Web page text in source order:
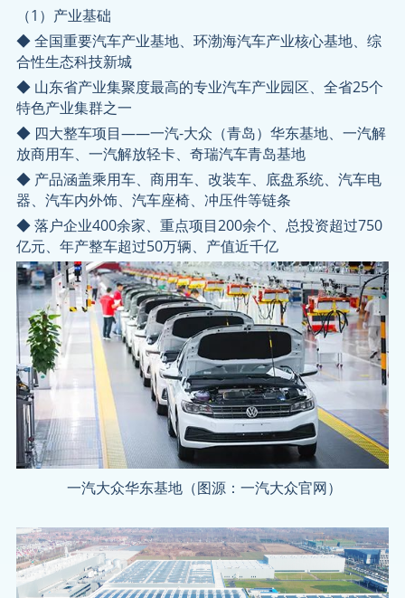
（1）产业基础
◆ 全国重要汽车产业基地、环渤海汽车产业核心基地、综
合性生态科技新城
◆ 山东省产业集聚度最高的专业汽车产业园区、全省25个
特色产业集群之一
◆ 四大整车项目——一汽-大众（青岛）华东基地、一汽解
放商用车、一汽解放轻卡、奇瑞汽车青岛基地
◆ 产品涵盖乘用车、商用车、改装车、底盘系统、汽车电
器、汽车内外饰、汽车座椅、冲压件等链条
◆ 落户企业400余家、重点项目200余个、总投资超过750
亿元、年产整车超过50万辆、产值近千亿
一汽大众华东基地（图源：一汽大众官网）